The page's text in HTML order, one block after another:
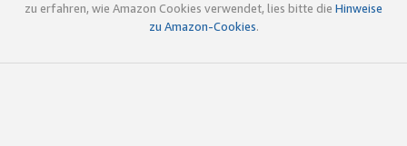
zu erfahren, wie Amazon Cookies verwendet, lies bitte die Hinweise
zu Amazon-Cookies.